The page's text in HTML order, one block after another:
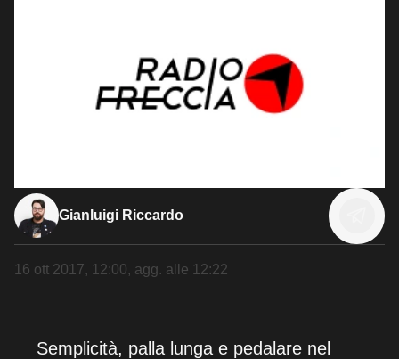
Gianluigi Riccardo
16 ott 2017, 12:00, agg. alle 12:22
Semplicità, palla lunga e pedalare nel